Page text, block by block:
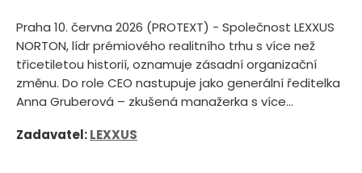
Praha 10. června 2026 (PROTEXT) - Společnost LEXXUS
NORTON, lídr prémiového realitního trhu s více než
třicetiletou historií, oznamuje zásadní organizační
změnu. Do role CEO nastupuje jako generální ředitelka
Anna Gruberová – zkušená manažerka s více...
Zadavatel:LEXXUS